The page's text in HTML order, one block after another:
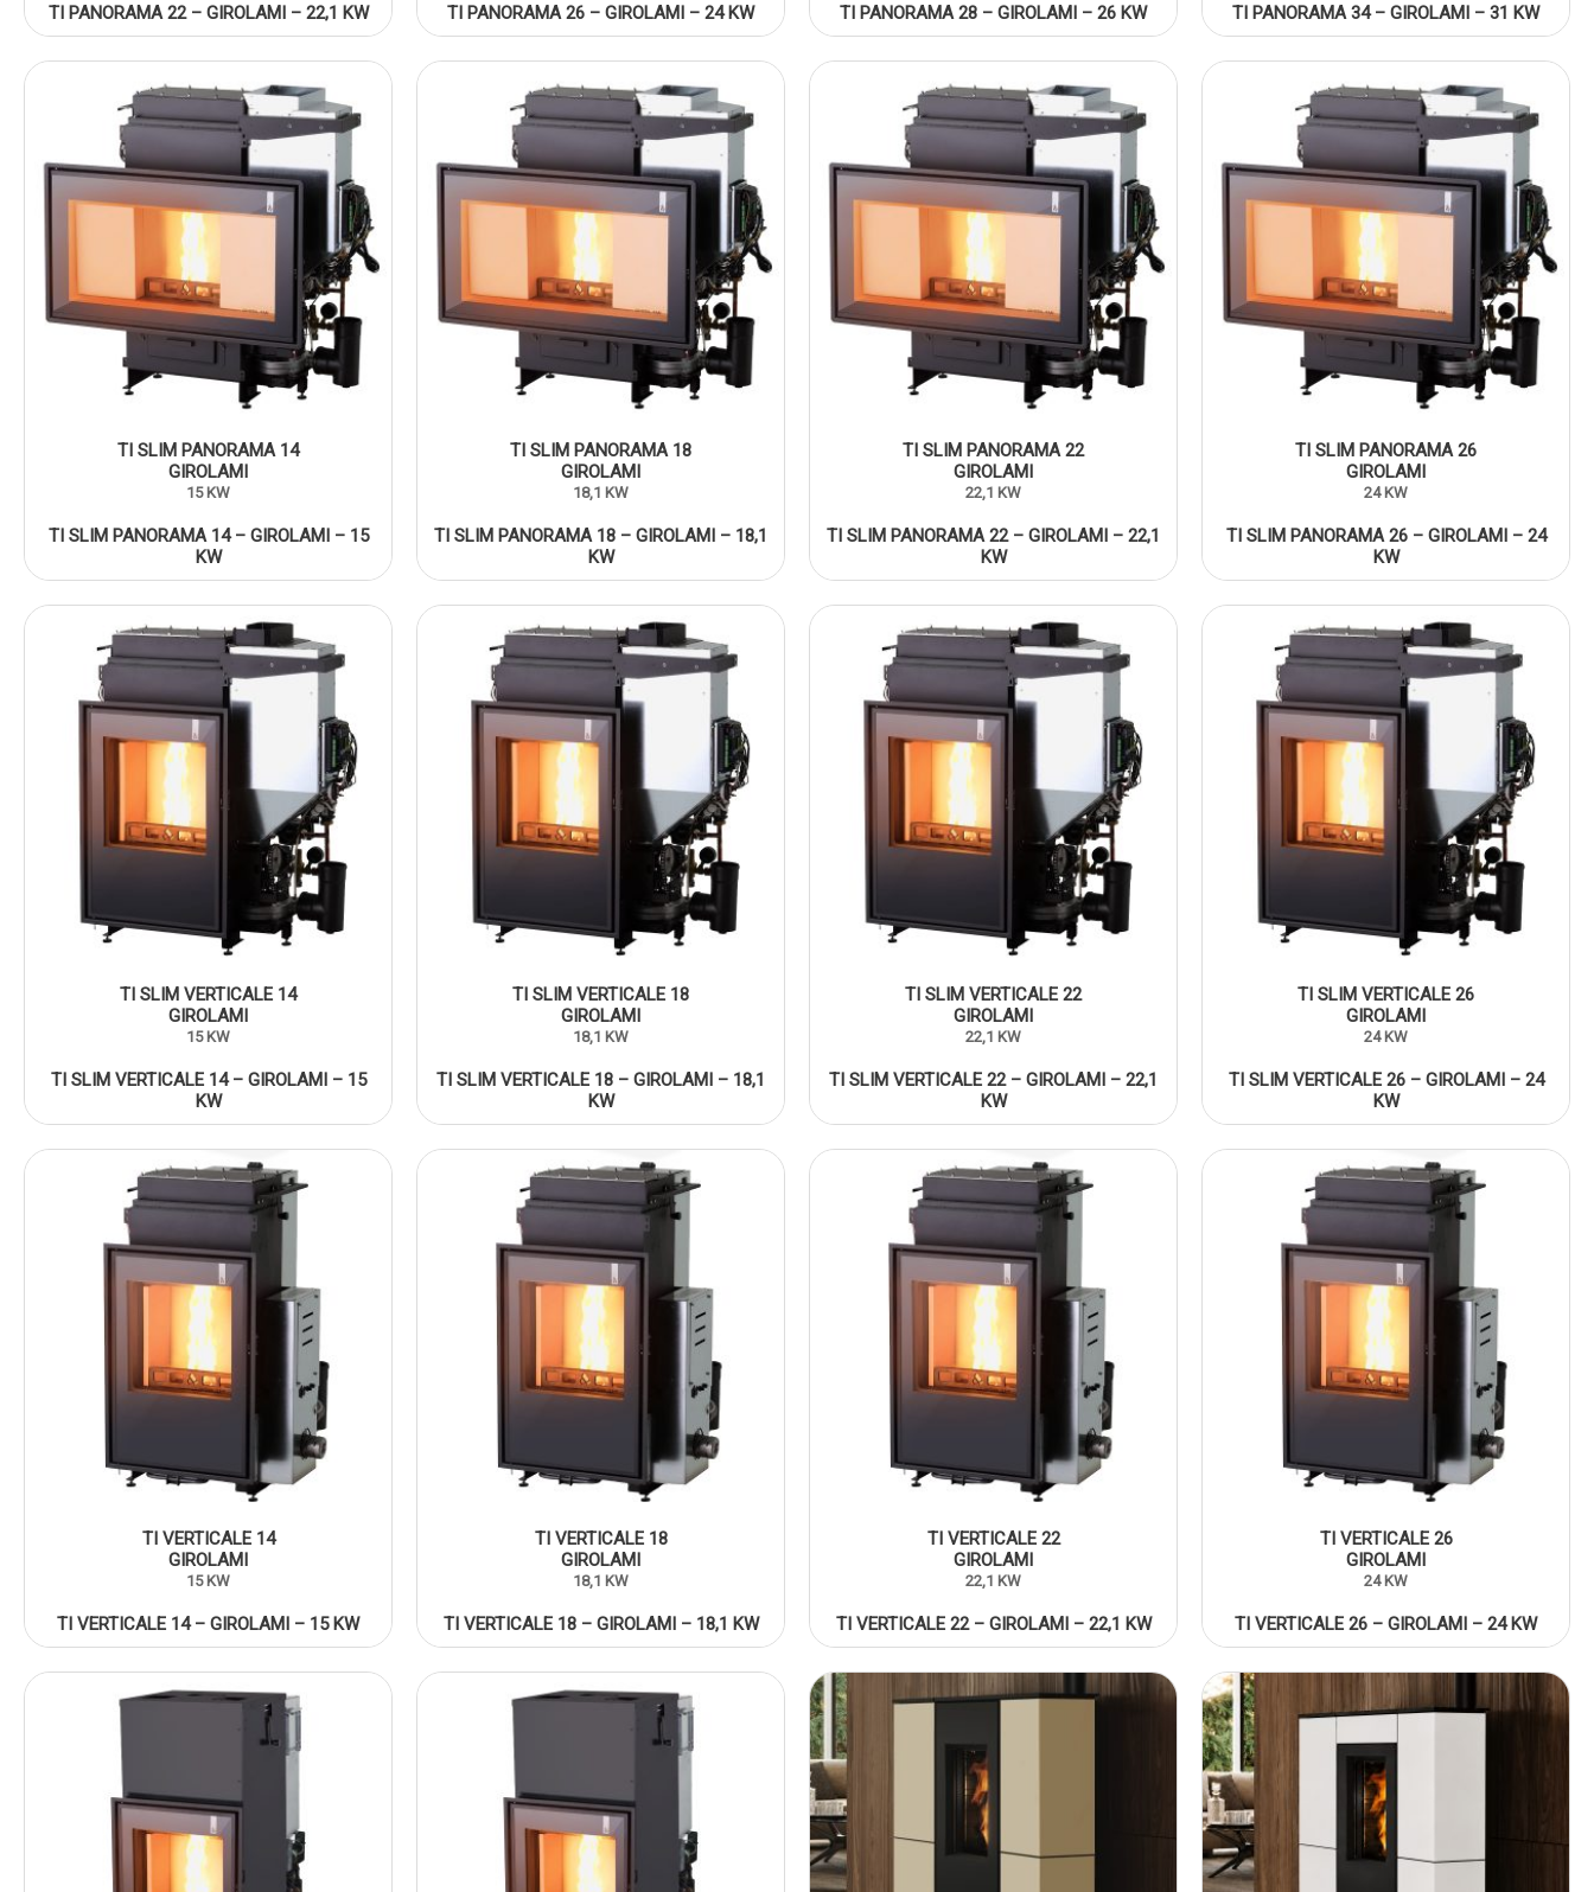
TI PANORAMA 22 – GIROLAMI – 22,1 KW TI PANORAMA 26 – GIROLAMI – 24 KW TI PANORAMA 28 – GIROLAMI – 26 KW TI PANORAMA 34 – GIROLAMI – 31 KW
TI SLIM PANORAMA 14
GIROLAMI
15 KW
TI SLIM PANORAMA 14 – GIROLAMI – 15
KW
TI SLIM PANORAMA 18
GIROLAMI
18,1 KW
TI SLIM PANORAMA 18 – GIROLAMI – 18,1
KW
TI SLIM PANORAMA 22
GIROLAMI
22,1 KW
TI SLIM PANORAMA 22 – GIROLAMI – 22,1
KW
TI SLIM PANORAMA 26
GIROLAMI
24 KW
TI SLIM PANORAMA 26 – GIROLAMI – 24
KW
TI SLIM VERTICALE 14
GIROLAMI
15 KW
TI SLIM VERTICALE 14 – GIROLAMI – 15
KW
TI SLIM VERTICALE 18
GIROLAMI
18,1 KW
TI SLIM VERTICALE 18 – GIROLAMI – 18,1
KW
TI SLIM VERTICALE 22
GIROLAMI
22,1 KW
TI SLIM VERTICALE 22 – GIROLAMI – 22,1
KW
TI SLIM VERTICALE 26
GIROLAMI
24 KW
TI SLIM VERTICALE 26 – GIROLAMI – 24
KW
TI VERTICALE 14
GIROLAMI
15 KW
TI VERTICALE 14 – GIROLAMI – 15 KW
TI VERTICALE 18
GIROLAMI
18,1 KW
TI VERTICALE 18 – GIROLAMI – 18,1 KW
TI VERTICALE 22
GIROLAMI
22,1 KW
TI VERTICALE 22 – GIROLAMI – 22,1 KW
TI VERTICALE 26
GIROLAMI
24 KW
TI VERTICALE 26 – GIROLAMI – 24 KW